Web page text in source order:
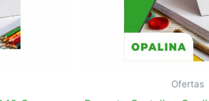
Ofertas